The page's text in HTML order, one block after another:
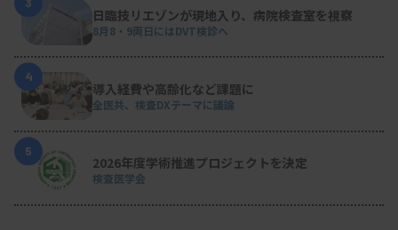
日臨技リエゾンが現地入り、病院検査室を視察
8月8・9両日にはDVT検診へ
4
導入経費や高齢化など課題に
全医共、検査DXテーマに議論
5
2026年度学術推進プロジェクトを決定
検査医学会